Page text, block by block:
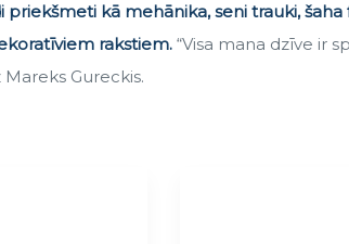
kā mehānika, seni trauki,
rakstiem. “Visa mana dzīve ir
Gureckis.